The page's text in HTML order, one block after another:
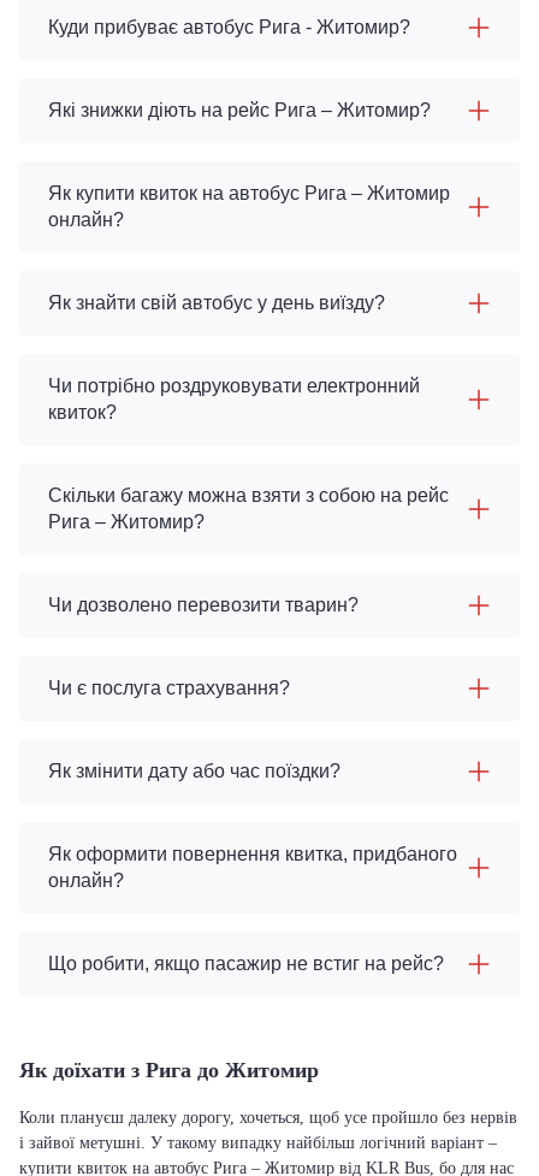
Куди прибуває автобус Рига - Житомир?
Які знижки діють на рейс Рига – Житомир?
Як купити квиток на автобус Рига – Житомир
онлайн?
Як знайти свій автобус у день виїзду?
Чи потрібно роздруковувати електронний
квиток?
Скільки багажу можна взяти з собою на рейс
Рига – Житомир?
Чи дозволено перевозити тварин?
Чи є послуга страхування?
Як змінити дату або час поїздки?
Як оформити повернення квитка, придбаного
онлайн?
Що робити, якщо пасажир не встиг на рейс?
Як доїхати з Рига до Житомир
Коли плануєш далеку дорогу, хочеться, щоб усе пройшло без нервів
і зайвої метушні. У такому випадку найбільш логічний варіант –
купити квиток на автобус Рига – Житомир від KLR Bus, бо для нас